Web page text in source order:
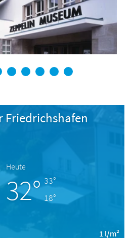
4 5 6 7 8
Friedrichshafen
Heute
32° 33°
18°
1 l/m²